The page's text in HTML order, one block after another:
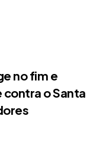
no fim e
o Santa